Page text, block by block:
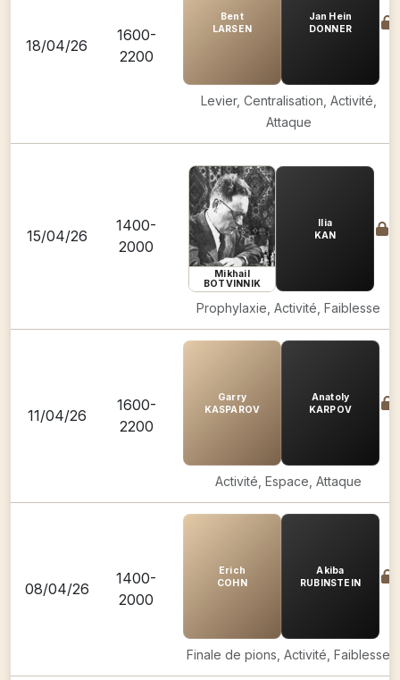
18/04/26
1600-
2200
Bent
LARSEN
Jan Hein
DONNER
Levier, Centralisation, Activité,
Attaque
15/04/26
1400-
2000
Mikhail
BOTVINNIK
Ilia
KAN
Prophylaxie, Activité, Faiblesse
11/04/26
1600-
2200
Garry
KASPAROV
Anatoly
KARPOV
Activité, Espace, Attaque
08/04/26
1400-
2000
Erich
COHN
Akiba
RUBINSTEIN
Finale de pions, Activité, Faiblesse